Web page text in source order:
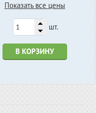
Показать все цены
шт.
В КОРЗИНУ